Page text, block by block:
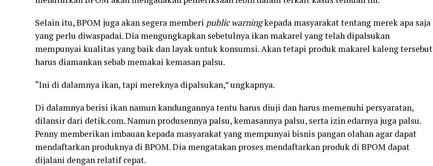
Selain itu, BPOM juga akan segera memberi public warningkepada masyarakat tentang merek apa saja
yang perlu diwaspadai. Dia mengungkapkan sebetulnya ikan makarel yang telah dipalsukan
mempunyai kualitas yang baik dan layak untuk konsumsi. Akan tetapi produk makarel kaleng tersebut
harus diamankan sebab memakai kemasan palsu.
“Ini di dalamnya ikan, tapi mereknya dipalsukan,” ungkapnya.
Di dalamnya berisi ikan namun kandungannya tentu harus diuji dan harus memenuhi persyaratan,
dilansir dari detik.com. Namun produsennya palsu, kemasannya palsu, serta izin edarnya juga palsu.
Penny memberikan imbauan kepada masyarakat yang mempunyai bisnis pangan olahan agar dapat
mendaftarkan produknya di BPOM. Dia mengatakan proses mendaftarkan produk di BPOM dapat
dijalani dengan relatif cepat.